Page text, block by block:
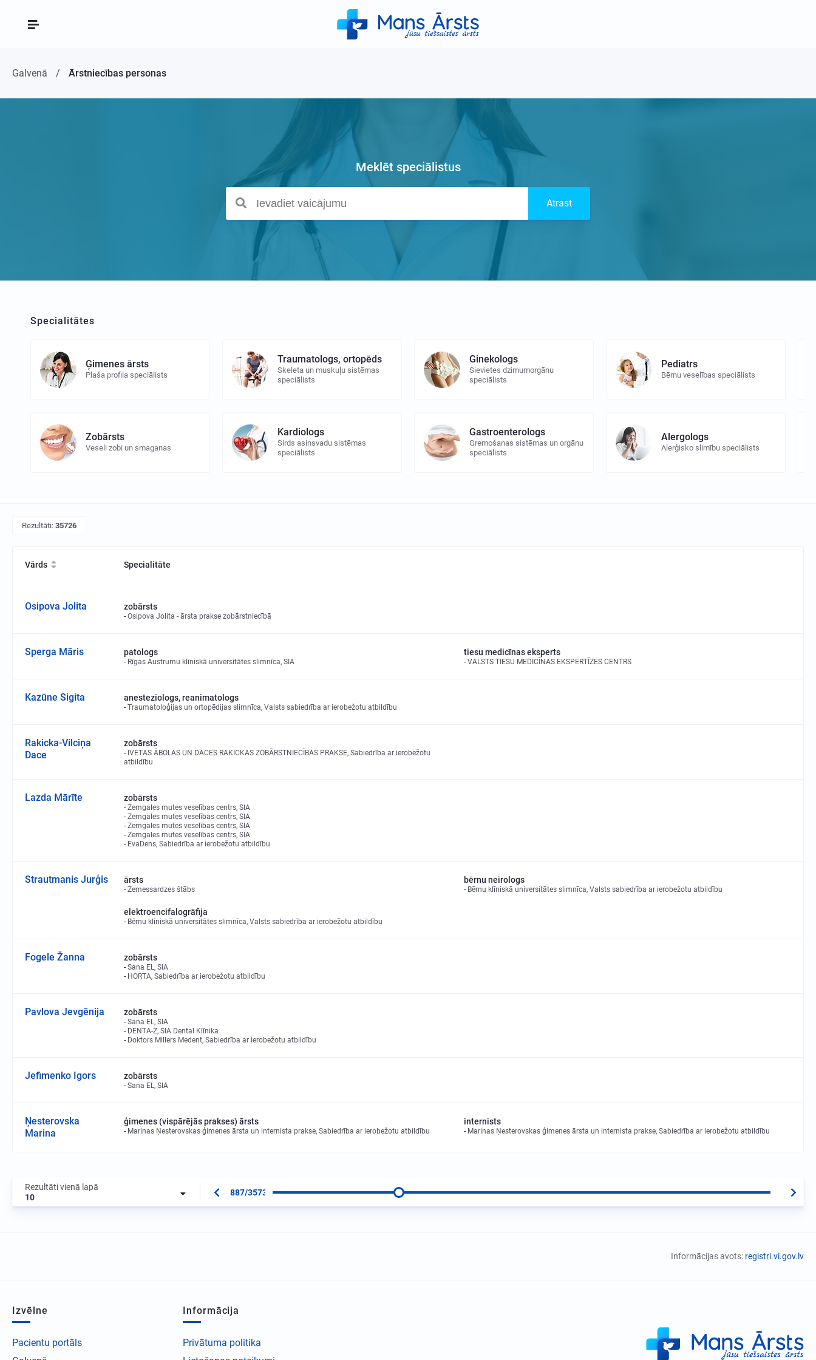
Galvenā Ārstniecības personas
Meklēt speciālistus
Atrast
Specialitātes
Ģimenes ārsts
Plaša profila speciālists
Traumatologs, ortopēds
Skeleta un muskuļu sistēmas
speciālists
Ginekologs
Sievietes dzimumorgānu
speciālists
Pediatrs
Bērnu veselības speciālists
Zobārsts
Veseli zobi un smaganas
Kardiologs
Sirds asinsvadu sistēmas
speciālists
Gastroenterologs
Gremošanas sistēmas un orgānu
speciālists
Alergologs
Alerģisko slimību speciālists
Rezultāti: 35726
Vārds Specialitāte
Osipova Jolita zobārsts
Osipova Jolita - ārsta prakse zobārstniecībā
Sperga Māris patologs
Rīgas Austrumu klīniskā universitātes slimnīca, SIA
tiesu medicīnas eksperts
VALSTS TIESU MEDICĪNAS EKSPERTĪZES CENTRS
Kazūne Sigita anesteziologs, reanimatologs
Traumatoloģijas un ortopēdijas slimnīca, Valsts sabiedrība ar ierobežotu atbildību
Rakicka-Vilciņa
Dace
zobārsts
IVETAS ĀBOLAS UN DACES RAKICKAS ZOBĀRSTNIECĪBAS PRAKSE, Sabiedrība ar ierobežotu
atbildību
Lazda Mārīte zobārsts
Zemgales mutes veselības centrs, SIA
Zemgales mutes veselības centrs, SIA
Zemgales mutes veselības centrs, SIA
Zemgales mutes veselības centrs, SIA
EvaDens, Sabiedrība ar ierobežotu atbildību
Strautmanis Jurģis ārsts
Zemessardzes štābs
bērnu neirologs
Bērnu klīniskā universitātes slimnīca, Valsts sabiedrība ar ierobežotu atbildību
elektroencifalogrāfija
Bērnu klīniskā universitātes slimnīca, Valsts sabiedrība ar ierobežotu atbildību
Fogele Žanna zobārsts
Sana EL, SIA
HORTA, Sabiedrība ar ierobežotu atbildību
Pavlova Jevgēnija zobārsts
Sana EL, SIA
DENTA-Z, SIA Dental Klīnika
Doktors Millers Medent, Sabiedrība ar ierobežotu atbildību
Jefimenko Igors zobārsts
Sana EL, SIA
Ņesterovska
Marina
ģimenes (vispārējās prakses) ārsts
Marinas Ņesterovskas ģimenes ārsta un internista prakse, Sabiedrība ar ierobežotu atbildību
internists
Marinas Ņesterovskas ģimenes ārsta un internista prakse, Sabiedrība ar ierobežotu atbildību
Rezultāti vienā lapā
10
887/3573
Informācijas avots: registri.vi.gov.lv
Izvēlne
Pacientu portāls
Informācija
Privātuma politika